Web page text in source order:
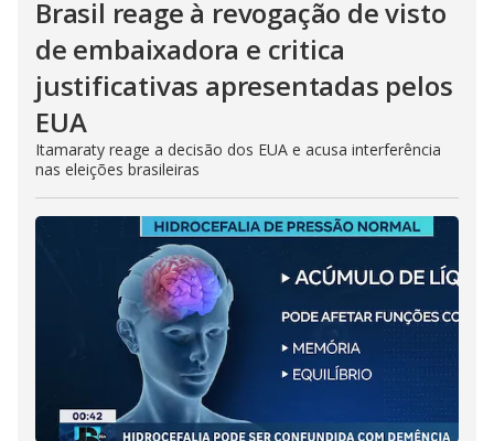
Brasil reage à revogação de visto
de embaixadora e critica
justificativas apresentadas pelos
EUA
Itamaraty reage a decisão dos EUA e acusa interferência
nas eleições brasileiras